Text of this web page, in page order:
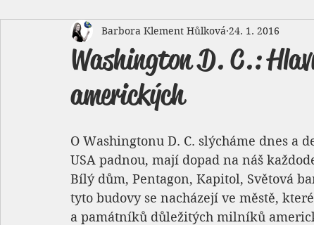
Japonsko Kanada Maďarsko Monako
Rumunsko Rusko Spojené státy americké
Washington D. C.:
amerických
Barbora Klement Hůlková 24. 1. 2016
O Washingtonu D. C. slýcháme dnes a
USA padnou, mají dopad na náš
Bílý dům, Pentagon, Kapitol, Světová
tyto budovy se nacházejí ve městě,
a památníků důležitých milníků